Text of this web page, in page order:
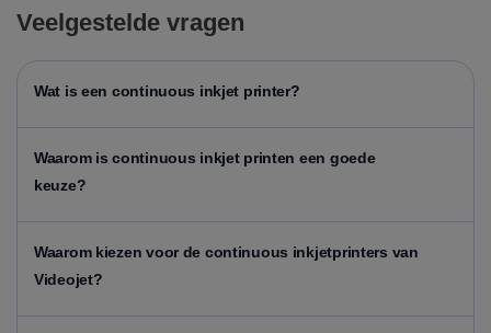
Veelgestelde vragen
Wat is een continuous inkjet printer?
Waarom is continuous inkjet printen een goede
keuze?
Waarom kiezen voor de continuous inkjetprinters van
Videojet?